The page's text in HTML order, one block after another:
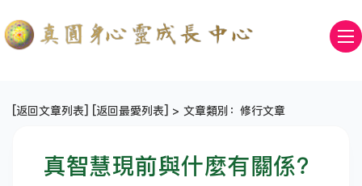
[返回文章列表] [返回最愛列表] > 文章類別：修行文章
真智慧現前與什麼有關係？